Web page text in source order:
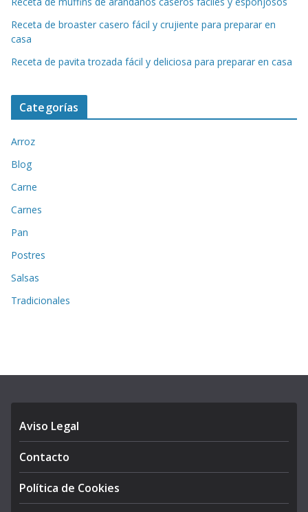
Receta de broaster casero fácil y crujiente para preparar en
casa
Receta de pavita trozada fácil y deliciosa para preparar en casa
Categorías
Arroz
Blog
Carne
Carnes
Pan
Postres
Salsas
Tradicionales
Aviso Legal
Contacto
Política de Cookies